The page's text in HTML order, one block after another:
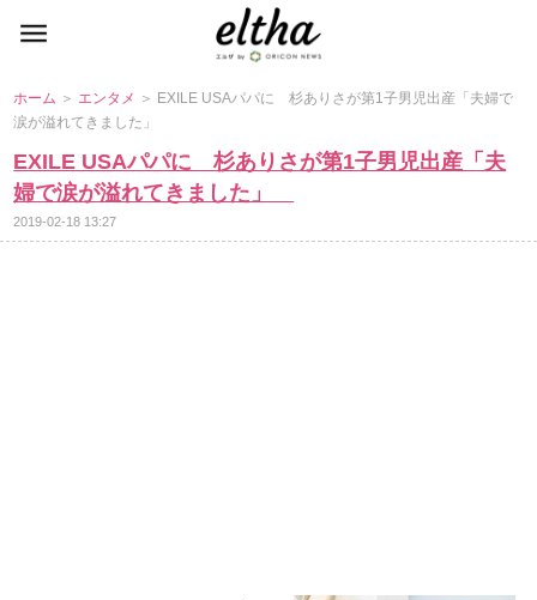
ホーム ＞ エンタメ ＞ EXILE USAパパに 杉ありさが第1子男児出産「夫婦で
涙が溢れてきました」
EXILE USAパパに 杉ありさが第1子男児出産「夫
婦で涙が溢れてきました」
2019-02-18 13:27